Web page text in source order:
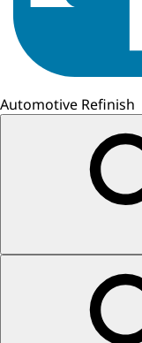
Automotive Refinish